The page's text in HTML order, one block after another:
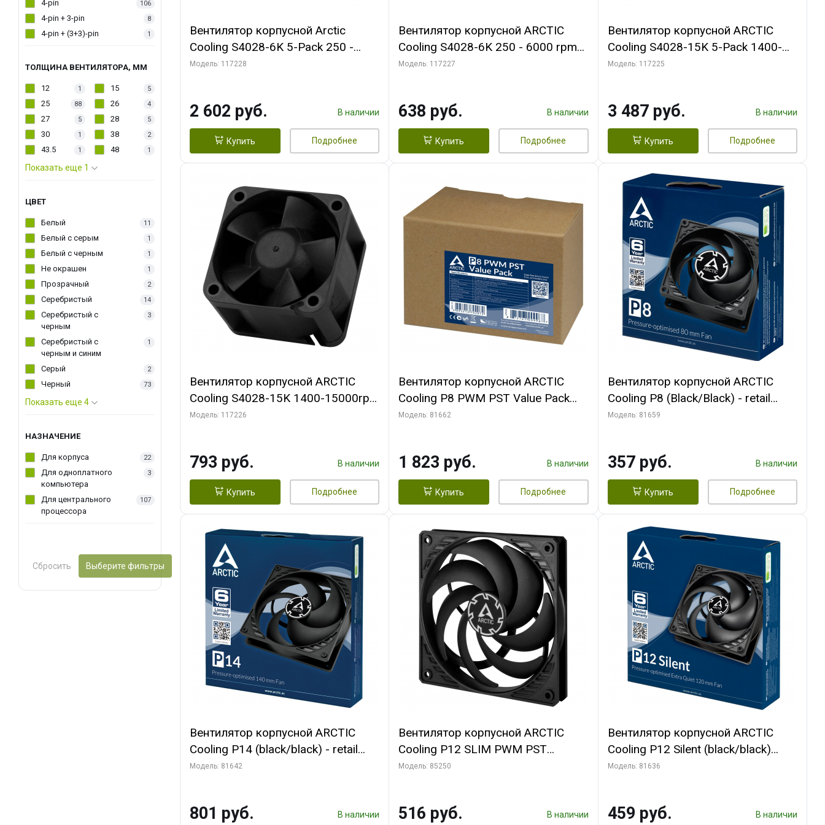
4-pin 106
4-pin + 3-pin 8
4-pin + (3+3)-pin 1
ТОЛЩИНА ВЕНТИЛЯТОРА, ММ
12 1 15 5
25 88 26 4
27 5 28 5
30 1 38 2
43.5 1 48 1
Показать еще 1
ЦВЕТ
Белый 11
Белый с серым 1
Белый с черным 1
Не окрашен 1
Прозрачный 2
Серебристый 14
Серебристый с
черным
3
Серебристый с
черным и синим
1
Серый 2
Черный 73
Показать еще 4
НАЗНАЧЕНИЕ
Для корпуса 22
Для одноплатного
компьютера
3
Для центрального
процессора
107
Сбросить Выберите фильтры
Вентилятор корпусной Arctic
Cooling S4028-6K 5-Pack 250 -
6000 rpm Dual Ball Bearing 4-Pin
Модель: 117228
2 602 руб. В наличии
Купить Подробнее
Вентилятор корпусной ARCTIC
Cooling S4028-6K 250 - 6000 rpm
Dual Ball Bearing 4-Pin Fan-
Модель: 117227
638 руб. В наличии
Купить Подробнее
Вентилятор корпусной ARCTIC
Cooling S4028-15K 5-Pack 1400-
15000rpm rpm Dual Ball Bearing 4-
Модель: 117225
3 487 руб. В наличии
Купить Подробнее
Вентилятор корпусной ARCTIC
Cooling S4028-15K 1400-15000rpm
Dual Ball Bearing 4-Pin Fan-
Модель: 117226
793 руб. В наличии
Купить Подробнее
Вентилятор корпусной ARCTIC
Cooling P8 PWM PST Value Pack
(Black/Black) - retail
Модель: 81662
1 823 руб. В наличии
Купить Подробнее
Вентилятор корпусной ARCTIC
Cooling P8 (Black/Black) - retail
(ACFAN00147A) (701990)
Модель: 81659
357 руб. В наличии
Купить Подробнее
Вентилятор корпусной ARCTIC
Cooling P14 (black/black) - retail
(ACFAN00123A) (701549) {56}
Модель: 81642
801 руб. В наличии
Вентилятор корпусной ARCTIC
Cooling P12 SLIM PWM PST
(ACFAN00187A) (703130)
Модель: 85250
516 руб. В наличии
Вентилятор корпусной ARCTIC
Cooling P12 Silent (black/black)
(ACFAN00130A)
Модель: 81636
459 руб. В наличии